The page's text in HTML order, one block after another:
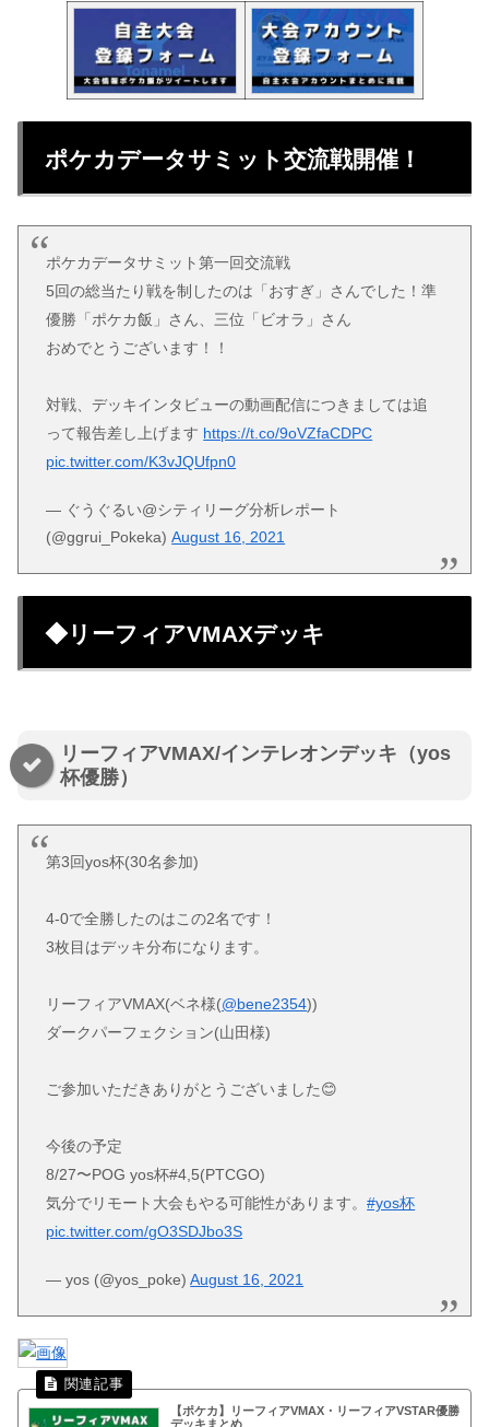
ポケカデータサミット交流戦開催！
ポケカデータサミット第一回交流戦
5回の総当たり戦を制したのは「おすぎ」さんでした！準
優勝「ポケカ飯」さん、三位「ビオラ」さん
おめでとうございます！！
対戦、デッキインタビューの動画配信につきましては追
って報告差し上げます https://t.co/9oVZfaCDPC
pic.twitter.com/K3vJQUfpn0
— ぐうぐるい@シティリーグ分析レポート
(@ggrui_Pokeka)August 16, 2021
◆リーフィアVMAXデッキ
リーフィアVMAX/インテレオンデッキ（yos
杯優勝）
第3回yos杯(30名参加)
4-0で全勝したのはこの2名です！
3枚目はデッキ分布になります。
リーフィアVMAX(ベネ様(@bene2354))
ダークパーフェクション(山田様)
ご参加いただきありがとうございました😊
今後の予定
8/27〜POG yos杯#4,5(PTCGO)
気分でリモート大会もやる可能性があります。#yos杯
pic.twitter.com/gO3SDJbo3S
— yos (@yos_poke)August 16, 2021
【ポケカ】リーフィアVMAX・リーフィアVSTAR優勝
デッキまとめ